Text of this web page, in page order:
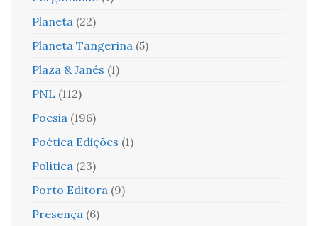
Planeta (22)
Planeta Tangerina (5)
Plaza & Janés (1)
PNL (112)
Poesia (196)
Poética Edições (1)
Política (23)
Porto Editora (9)
Presença (6)